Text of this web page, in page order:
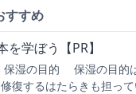
すすめ
を学ぼう【PR】
保湿の目的 保湿の目的
復するはたらきも担っ